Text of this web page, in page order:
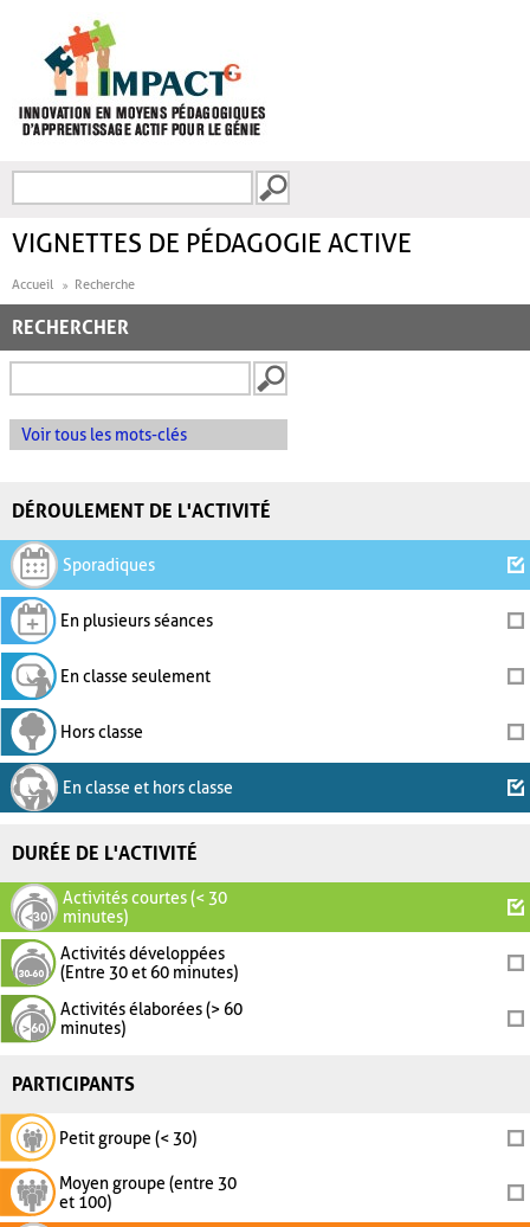
FORMULAIRE DE
VIGNETTES DE PÉDAGOGIE ACTIVE
Accueil Recherche
RECHERCHER
Voir tous les mots-clés
DÉROULEMENT DE L'ACTIVITÉ
Sporadiques
En plusieurs séances
En classe seulement
Hors classe
En classe et hors classe
DURÉE DE L'ACTIVITÉ
Activités courtes (< 30
minutes)
Activités développées
(Entre 30 et 60 minutes)
Activités élaborées (> 60
minutes)
PARTICIPANTS
Petit groupe (< 30)
Moyen groupe (entre 30
et 100)